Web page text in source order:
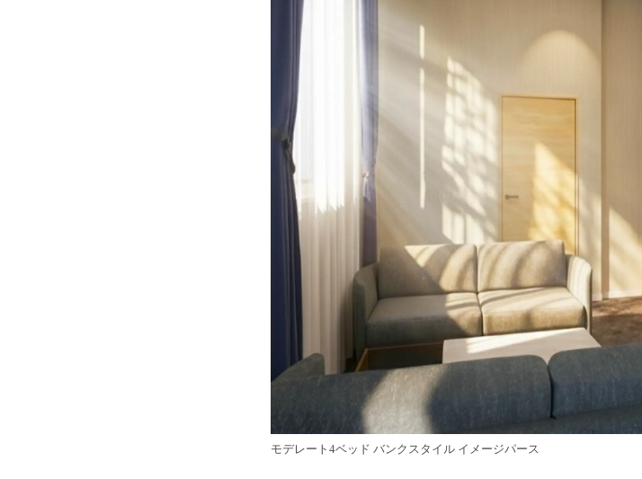
モデレート4ベッド バンクスタイル イメージパース